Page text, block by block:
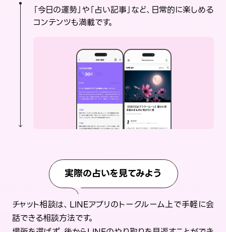
「今日の運勢」や「占い記事」など、日常的に楽しめる
コンテンツも満載です。
実際の占いを見てみよう
チャット相談は、LINEアプリのトークルーム上で手軽に会
話できる相談方法です。